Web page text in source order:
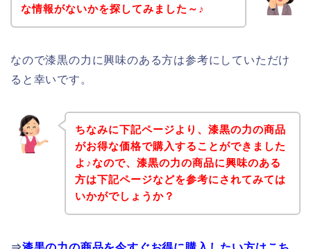
な情報がないかを探してみました～♪
なので漆黒の力に興味のある方は参考にしていただけ
ると幸いです。
ちなみに下記ページより、漆黒の力の商品
がお得な価格で購入することができました
よ♪なので、漆黒の力の商品に興味のある
方は下記ページなどを参考にされてみては
いかがでしょうか？